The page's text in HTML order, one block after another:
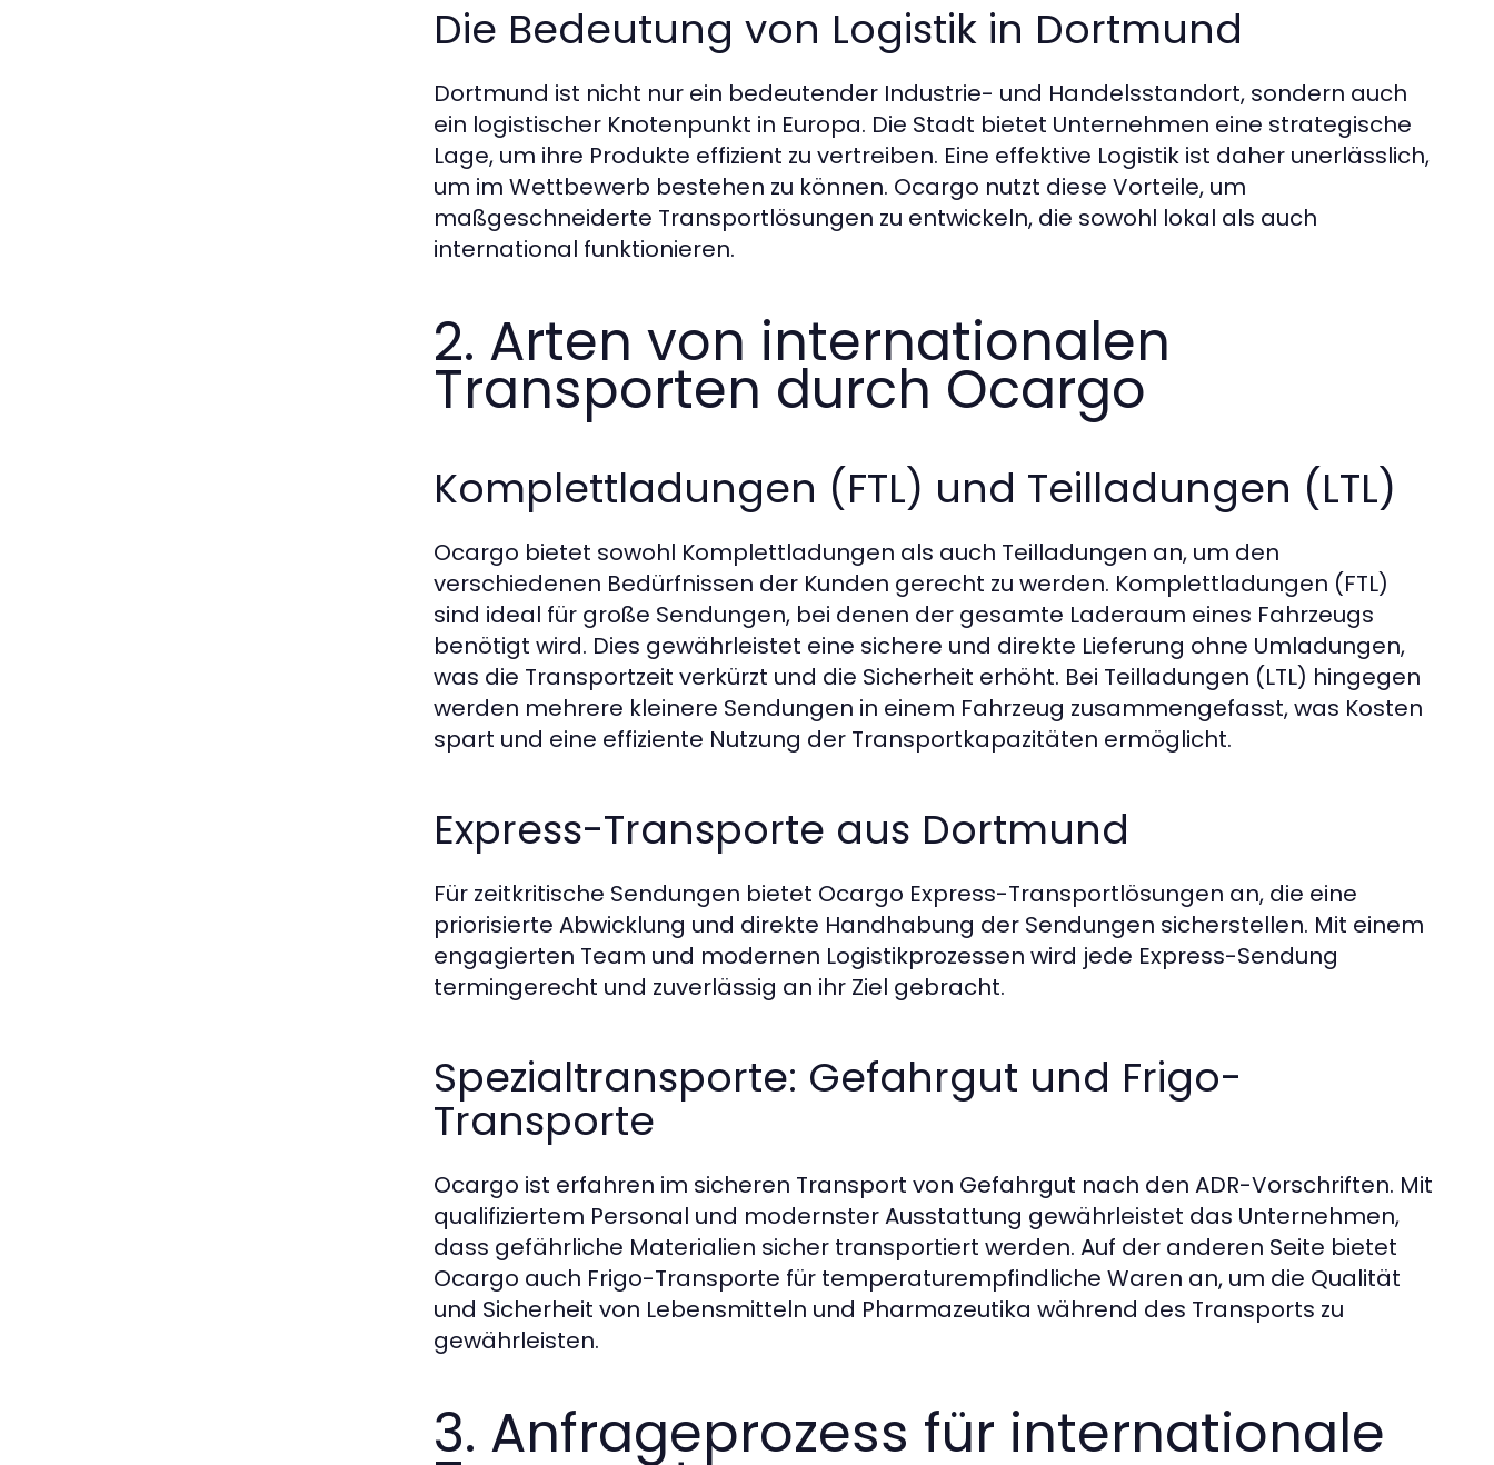
Die Bedeutung von Logistik in Dortmund
Dortmund ist nicht nur ein bedeutender Industrie- und Handelsstandort, sondern auch
ein logistischer Knotenpunkt in Europa. Die Stadt bietet Unternehmen eine strategische
Lage, um ihre Produkte effizient zu vertreiben. Eine effektive Logistik ist daher unerlässlich,
um im Wettbewerb bestehen zu können. Ocargo nutzt diese Vorteile, um
maßgeschneiderte Transportlösungen zu entwickeln, die sowohl lokal als auch
international funktionieren.
2. Arten von internationalen
Transporten durch Ocargo
Komplettladungen (FTL) und Teilladungen (LTL)
Ocargo bietet sowohl Komplettladungen als auch Teilladungen an, um den
verschiedenen Bedürfnissen der Kunden gerecht zu werden. Komplettladungen (FTL)
sind ideal für große Sendungen, bei denen der gesamte Laderaum eines Fahrzeugs
benötigt wird. Dies gewährleistet eine sichere und direkte Lieferung ohne Umladungen,
was die Transportzeit verkürzt und die Sicherheit erhöht. Bei Teilladungen (LTL) hingegen
werden mehrere kleinere Sendungen in einem Fahrzeug zusammengefasst, was Kosten
spart und eine effiziente Nutzung der Transportkapazitäten ermöglicht.
Express-Transporte aus Dortmund
Für zeitkritische Sendungen bietet Ocargo Express-Transportlösungen an, die eine
priorisierte Abwicklung und direkte Handhabung der Sendungen sicherstellen. Mit einem
engagierten Team und modernen Logistikprozessen wird jede Express-Sendung
termingerecht und zuverlässig an ihr Ziel gebracht.
Spezialtransporte: Gefahrgut und Frigo-
Transporte
Ocargo ist erfahren im sicheren Transport von Gefahrgut nach den ADR-Vorschriften. Mit
qualifiziertem Personal und modernster Ausstattung gewährleistet das Unternehmen,
dass gefährliche Materialien sicher transportiert werden. Auf der anderen Seite bietet
Ocargo auch Frigo-Transporte für temperaturempfindliche Waren an, um die Qualität
und Sicherheit von Lebensmitteln und Pharmazeutika während des Transports zu
gewährleisten.
3. Anfrageprozess für internationale